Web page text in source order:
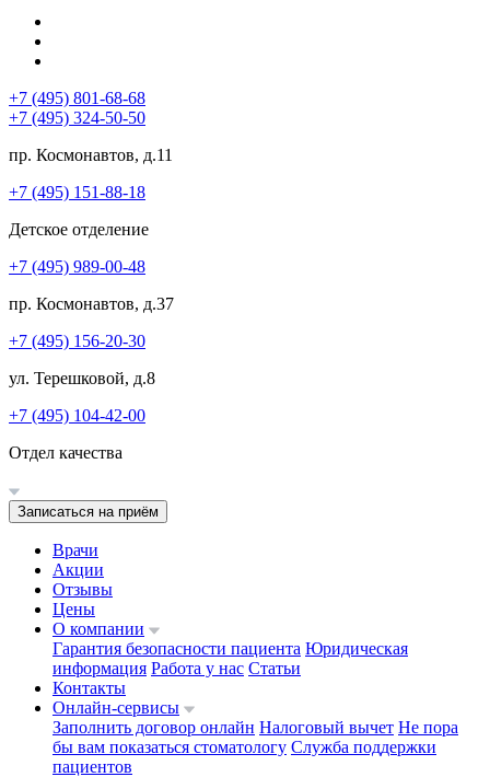
+7 (495) 801-68-68
+7 (495) 324-50-50
пр. Космонавтов, д.11
+7 (495) 151-88-18
Детское отделение
+7 (495) 989-00-48
пр. Космонавтов, д.37
+7 (495) 156-20-30
ул. Терешковой, д.8
+7 (495) 104-42-00
Отдел качества
Записаться на приём
Врачи
Акции
Отзывы
Цены
О компании
Гарантия безопасности пациента Юридическая
информация Работа у нас Статьи
Контакты
Онлайн-сервисы
Заполнить договор онлайн Налоговый вычет Не пора
бы вам показаться стоматологу Служба поддержки
пациентов